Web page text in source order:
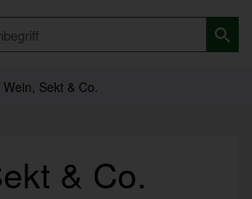
Wein, Sekt & Co.
& Co.